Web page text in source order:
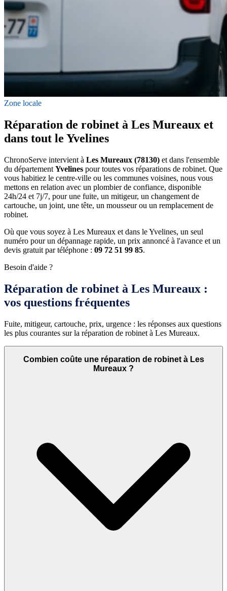
Zone locale
Réparation de robinet à Les Mureaux et
dans tout le Yvelines
ChronoServe intervient à Les Mureaux (78130) et dans l'ensemble
du département Yvelines pour toutes vos réparations de robinet. Que
vous habitiez le centre-ville ou les communes voisines, nous vous
mettons en relation avec un plombier de confiance, disponible
24h/24 et 7j/7, pour une fuite, un mitigeur, un changement de
cartouche, un joint, une tête, un mousseur ou un remplacement de
robinet.
Où que vous soyez à Les Mureaux et dans le Yvelines, un seul
numéro pour un dépannage rapide, un prix annoncé à l'avance et un
devis gratuit par téléphone : 09 72 51 99 85.
Besoin d'aide ?
Réparation de robinet à Les Mureaux :
vos questions fréquentes
Fuite, mitigeur, cartouche, prix, urgence : les réponses aux questions
les plus courantes sur la réparation de robinet à Les Mureaux.
Combien coûte une réparation de robinet à Les
Mureaux ?